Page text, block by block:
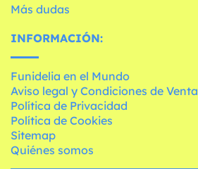
Más dudas
INFORMACIÓN:
Funidelia en el Mundo
Aviso legal y Condiciones de Venta
Política de Privacidad
Política de Cookies
Sitemap
Quiénes somos